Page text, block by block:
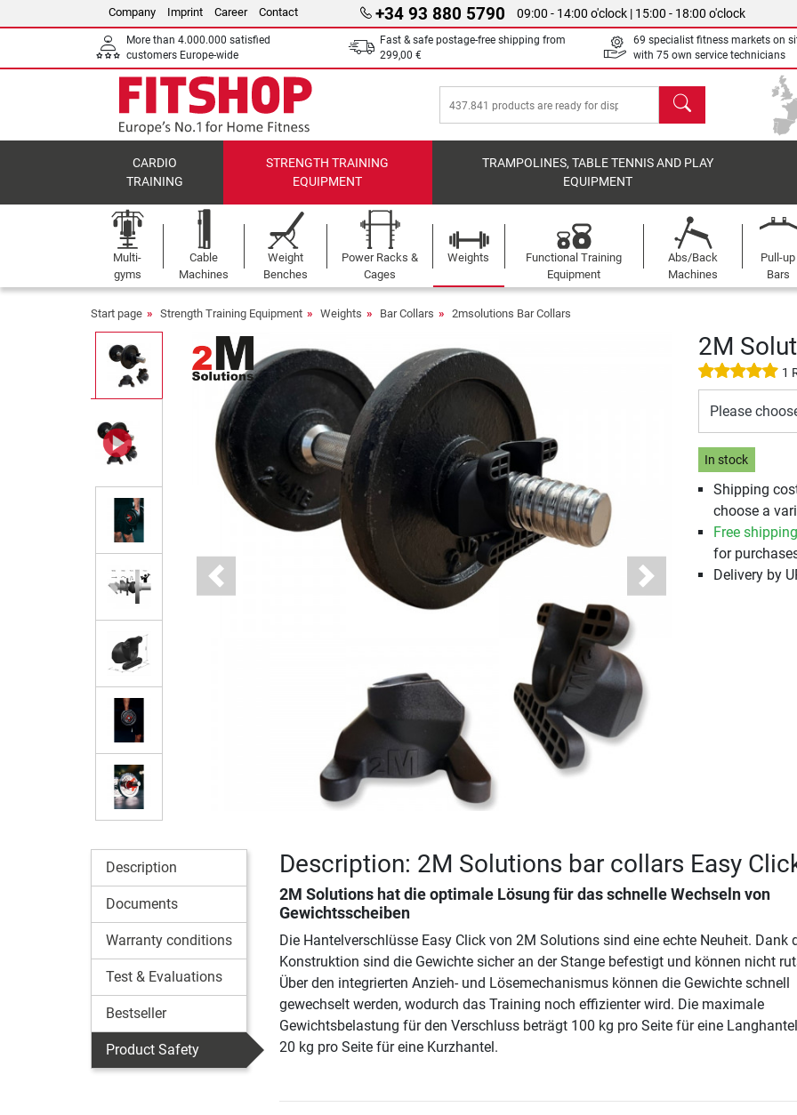
Company Imprint Career Contact +34 93 880 5790 09:00 - 14:00 o'clock | 15:00 - 18:00 o'clock
More than 4.000.000 satisfied
customers Europe-wide
Fast & safe postage-free shipping from
299,00 €
69 specialist fitness markets on
with 75 own service technicians
search
CARDIO
TRAINING
STRENGTH TRAINING
EQUIPMENT
TRAMPOLINES, TABLE TENNIS AND PLAY
EQUIPMENT
Multi-
gyms
Cable
Machines
Weight
Benches
Power Racks &
Cages
Weights
Functional Training
Equipment
Abs/Back
Machines
Pull-up
Bars
Start page Strength Training Equipment Weights Bar Collars 2msolutions Bar Collars
Previous Next
2M
1
Please
In stock
Shipping
choose a
Free shipping
for
Delivery by
Description
Documents
Warranty conditions
Test & Evaluations
Bestseller
Product Safety
Description: 2M Solutions bar collars Easy
2M Solutions hat die optimale Lösung für das schnelle Wechseln von
Gewichtsscheiben
Die Hantelverschlüsse Easy Click von 2M Solutions sind eine echte Neuheit. Dank
Konstruktion sind die Gewichte sicher an der Stange befestigt und können nicht
Über den integrierten Anzieh- und Lösemechanismus können die Gewichte schnell
gewechselt werden, wodurch das Training noch effizienter wird. Die maximale
Gewichtsbelastung für den Verschluss beträgt 100 kg pro Seite für eine
20 kg pro Seite für eine Kurzhantel.